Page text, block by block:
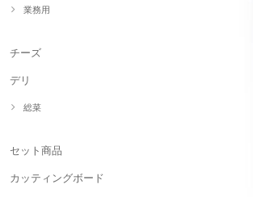
業務用
チーズ
デリ
総菜
セット商品
カッティングボード